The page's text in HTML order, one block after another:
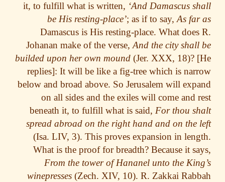
it, to fulfill what is written,‘And Damascus
be His resting-place’; as if to say,As
Damascus is His resting-place. What
Johanan make of the verse,And the city
builded upon her own mound(Jer. XXX, 18)?
replies]: It will be like a fig-tree which is
below and broad above. So Jerusalem will
on all sides and the exiles will come and
beneath it, to fulfill what is said,For thou
spread abroad on the right hand and on
(Isa. LIV, 3). This proves expansion in
What is the proof for breadth? Because it
From the tower of Hananel unto the
winepresses (Zech. XIV, 10). R. Zakkai